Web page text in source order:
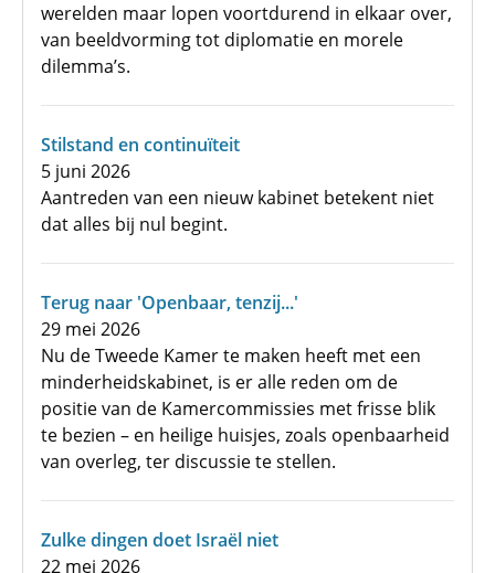
werelden maar lopen voortdurend in elkaar over,
van beeldvorming tot diplomatie en morele
dilemma’s.
Stilstand en continuïteit
5 juni 2026
Aantreden van een nieuw kabinet betekent niet
dat alles bij nul begint.
Terug naar 'Openbaar, tenzij...'
29 mei 2026
Nu de Tweede Kamer te maken heeft met een
minderheidskabinet, is er alle reden om de
positie van de Kamercommissies met frisse blik
te bezien – en heilige huisjes, zoals openbaarheid
van overleg, ter discussie te stellen.
Zulke dingen doet Israël niet
22 mei 2026